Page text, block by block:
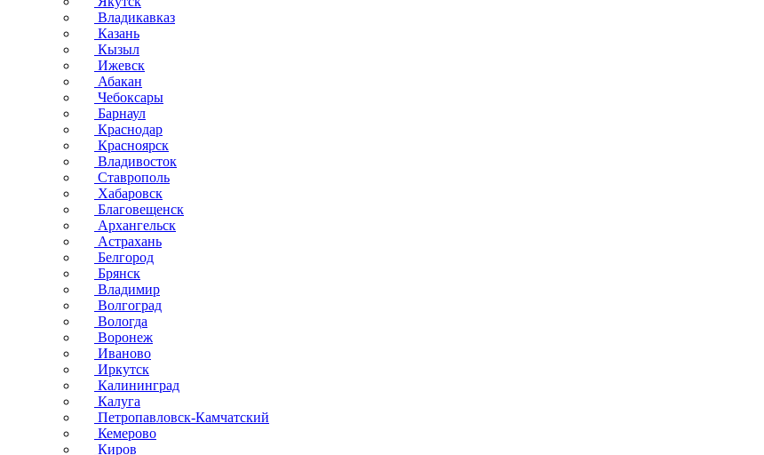
Владикавказ
Казань
Кызыл
Ижевск
Абакан
Чебоксары
Барнаул
Краснодар
Красноярск
Владивосток
Ставрополь
Хабаровск
Благовещенск
Архангельск
Астрахань
Белгород
Брянск
Владимир
Волгоград
Вологда
Воронеж
Иваново
Иркутск
Калининград
Калуга
Петропавловск-Камчатский
Кемерово
Киров